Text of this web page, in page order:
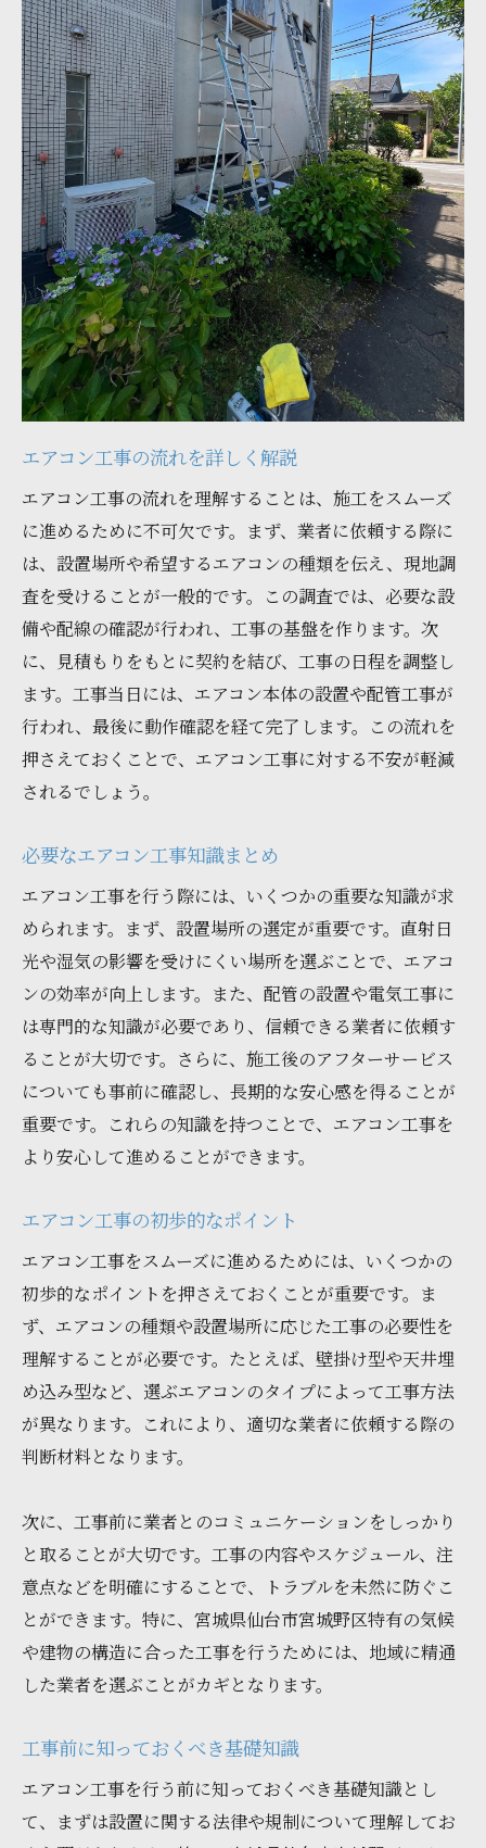
ミスを防ぐ工事の事前確認事項
宮城野区でのエアコン工事手順
宮城野区での工事流れと注意点
地域特有の工事手順を徹底解説
地元での工事に必要な手続き
宮城野区で成功する工事計画
安心して工事を進めるための手順
地域での工事で大切なポイント
安心して依頼できるエアコン工事ガイド
信頼できる工事業者の選び方
安心感のある依頼方法を学ぶ
安心のための工事依頼チェックリスト
工事依頼で知っておくべきこと
安心して任せられる工事の秘訣
信頼できる業者を見極める方法
初めてのエアコン工事に必要な知識
初心者向けの工事基礎知識
初めての工事で注意すべき点
エアコン工事初心者のためのガイド
工事前に知っておくべき基礎
初めての工事で役立つ基本情報
初心者が知るべき工事の基本
工事をスムーズに進める準備法
準備を整えて安心の工事を
効率的な工事のための事前準備
スムーズな工事を実現するポイント
工事前に準備すべき重要事項
準備を完璧にしてトラブル回避
エアコン工事のプロセスを詳しく紹介
工事のステップを詳しく解説
プロセス理解で安心の工事を
エアコン工事の手順を詳しく紹介
一連の工事プロセスを紹介
工事手順を知ることの重要性
エアコン工事を成功させるヒント
成功する工事のためのヒント
工事を成功に導くポイント
失敗しない工事の秘訣を紹介
工事を成功に導くための方法
成功へのエアコン工事ガイド
エアコン工事の流れを詳しく解説
エアコン工事の流れを理解することは、施工をスムーズ
に進めるために不可欠です。まず、業者に依頼する際に
は、設置場所や希望するエアコンの種類を伝え、現地調
査を受けることが一般的です。この調査では、必要な設
備や配線の確認が行われ、工事の基盤を作ります。次
に、見積もりをもとに契約を結び、工事の日程を調整し
ます。工事当日には、エアコン本体の設置や配管工事が
行われ、最後に動作確認を経て完了します。この流れを
押さえておくことで、エアコン工事に対する不安が軽減
されるでしょう。
必要なエアコン工事知識まとめ
エアコン工事を行う際には、いくつかの重要な知識が求
められます。まず、設置場所の選定が重要です。直射日
光や湿気の影響を受けにくい場所を選ぶことで、エアコ
ンの効率が向上します。また、配管の設置や電気工事に
は専門的な知識が必要であり、信頼できる業者に依頼す
ることが大切です。さらに、施工後のアフターサービス
についても事前に確認し、長期的な安心感を得ることが
重要です。これらの知識を持つことで、エアコン工事を
より安心して進めることができます。
エアコン工事の初歩的なポイント
エアコン工事をスムーズに進めるためには、いくつかの
初歩的なポイントを押さえておくことが重要です。ま
ず、エアコンの種類や設置場所に応じた工事の必要性を
理解することが必要です。たとえば、壁掛け型や天井埋
め込み型など、選ぶエアコンのタイプによって工事方法
が異なります。これにより、適切な業者に依頼する際の
判断材料となります。
次に、工事前に業者とのコミュニケーションをしっかり
と取ることが大切です。工事の内容やスケジュール、注
意点などを明確にすることで、トラブルを未然に防ぐこ
とができます。特に、宮城県仙台市宮城野区特有の気候
や建物の構造に合った工事を行うためには、地域に精通
した業者を選ぶことがカギとなります。
工事前に知っておくべき基礎知識
エアコン工事を行う前に知っておくべき基礎知識とし
て、まずは設置に関する法律や規制について理解してお